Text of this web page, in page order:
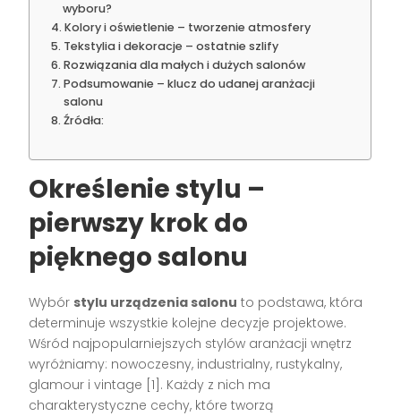
wyboru?
Kolory i oświetlenie – tworzenie atmosfery
Tekstylia i dekoracje – ostatnie szlify
Rozwiązania dla małych i dużych salonów
Podsumowanie – klucz do udanej aranżacji
salonu
Źródła:
Określenie stylu –
pierwszy krok do
pięknego salonu
Wybór stylu urządzenia salonu to podstawa, która
determinuje wszystkie kolejne decyzje projektowe.
Wśród najpopularniejszych stylów aranżacji wnętrz
wyróżniamy: nowoczesny, industrialny, rustykalny,
glamour i vintage [1]. Każdy z nich ma
charakterystyczne cechy, które tworzą